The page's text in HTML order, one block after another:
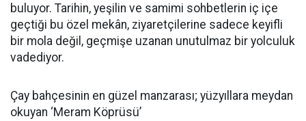
buluyor. Tarihin, yeşilin ve samimi sohbetlerin iç içe
geçtiği bu özel mekân, ziyaretçilerine sadece keyifli
bir mola değil, geçmişe uzanan unutulmaz bir yolculuk
vadediyor.
Çay bahçesinin en güzel manzarası; yüzyıllara meydan
okuyan ‘Meram Köprüsü’